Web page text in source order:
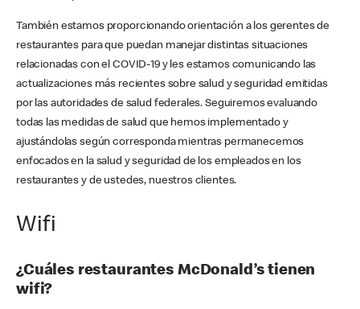
También estamos proporcionando orientación a los gerentes de
restaurantes para que puedan manejar distintas situaciones
relacionadas con el COVID-19 y les estamos comunicando las
actualizaciones más recientes sobre salud y seguridad emitidas
por las autoridades de salud federales. Seguiremos evaluando
todas las medidas de salud que hemos implementado y
ajustándolas según corresponda mientras permanecemos
enfocados en la salud y seguridad de los empleados en los
restaurantes y de ustedes, nuestros clientes.
Wifi
¿Cuáles restaurantes McDonald’s tienen
wifi?